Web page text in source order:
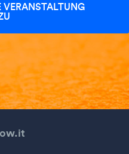
VERANSTALTUNG